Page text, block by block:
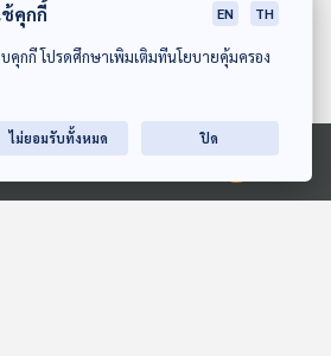
พสาธารณะแห่งประเทศไทย
า
นใน
พลัง Superman กับเรื่อง
คุกกี้ EN TH
บคุกกี้ โปรดศึกษาเพิ่มเติมที่นโยบายคุ้มครอง
ไม่ยอมรับทั้งหมด ปิด